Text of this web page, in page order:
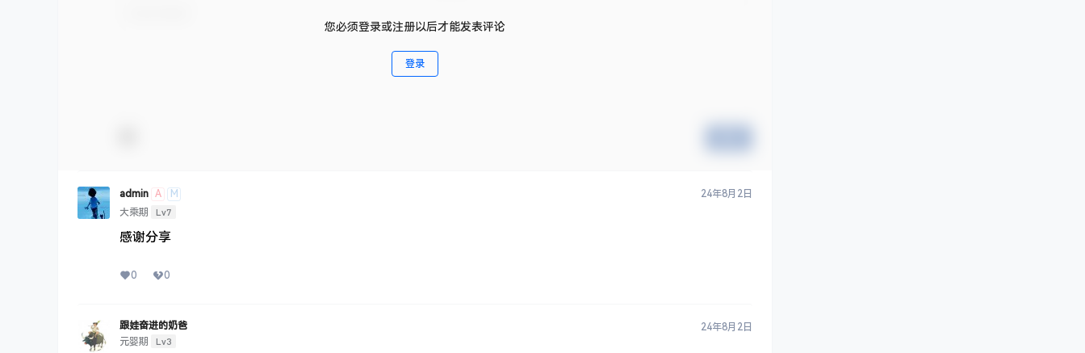
您必须登录或注册以后才能发表评论
登录
admin A
M
大乘期
Lv7
24年8月2日
感谢分享
0 0
跟娃奋进的奶爸
元婴期
Lv3
24年8月2日